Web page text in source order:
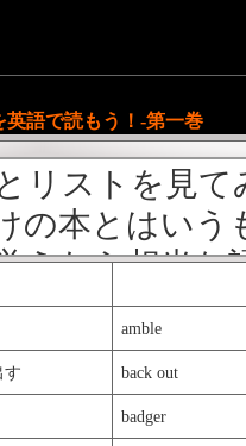
語で読もう！‐第一巻
リストを見て
の本とはいう
えたら相当な
しみながら進
ッター第一巻
比較的わか
。
amble
す back out
badger